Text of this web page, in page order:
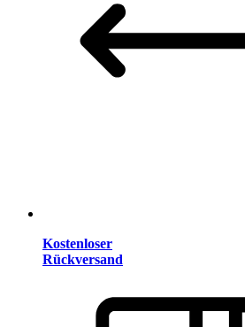
Kostenloser
Rückversand